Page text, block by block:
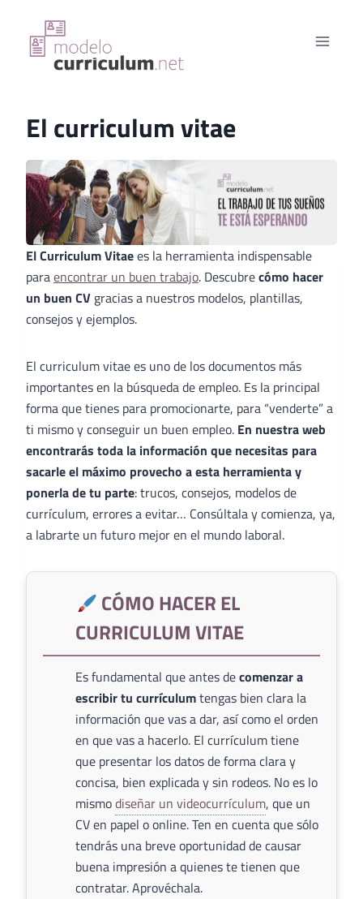
contenido
El curriculum vitae
El Curriculum Vitaees la herramienta indispensable
paraencontrar un buen trabajo. Descubrecómo hacer
un buen CV gracias a nuestros modelos, plantillas,
consejos y ejemplos.
El curriculum vitae es uno de los documentos más
importantes en la búsqueda de empleo. Es la principal
forma que tienes para promocionarte, para “venderte” a
ti mismo y conseguir un buen empleo. En nuestra web
encontrarás toda la información que necesitas para
sacarle el máximo provecho a esta herramienta y
ponerla de tu parte: trucos, consejos, modelos de
currículum, errores a evitar… Consúltala y comienza, ya,
a labrarte un futuro mejor en el mundo laboral.
CÓMO HACER EL
CURRICULUM VITAE
Es fundamental que antes decomenzar a
escribir tu currículumtengas bien clara la
información que vas a dar, así como el orden
en que vas a hacerlo. El currículum tiene
que presentar los datos de forma clara y
concisa, bien explicada y sin rodeos. No es lo
mismodiseñar un videocurrículum, que un
CV en papel o online. Ten en cuenta que sólo
tendrás una breve oportunidad de causar
buena impresión a quienes te tienen que
contratar. Aprovéchala.